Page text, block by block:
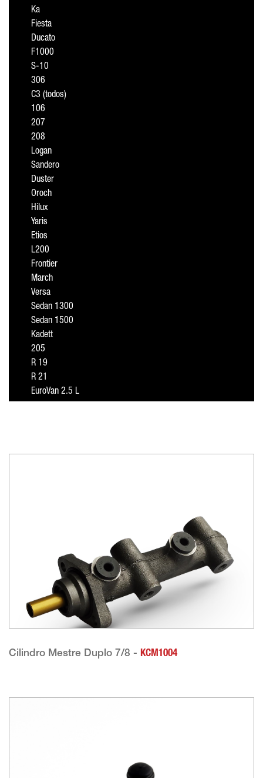
Ka
Fiesta
Ducato
F1000
S-10
306
C3 (todos)
106
207
208
Logan
Sandero
Duster
Oroch
Hilux
Yaris
Etios
L200
Frontier
March
Versa
Sedan 1300
Sedan 1500
Kadett
205
R 19
R 21
EuroVan 2.5 L
Cilindro Mestre Duplo 7/8 - KCM1004